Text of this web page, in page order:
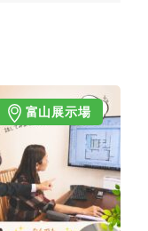
富山展示場